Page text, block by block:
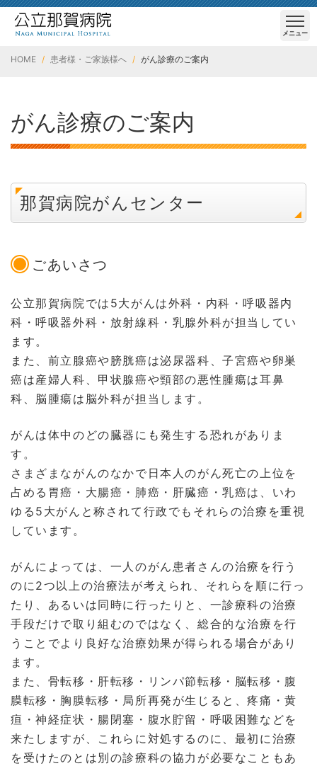
メニュー
HOME 患者様・ご家族様へ がん診療のご案内
がん診療のご案内
那賀病院がんセンター
ごあいさつ
公立那賀病院では5大がんは外科・内科・呼吸器内
科・呼吸器外科・放射線科・乳腺外科が担当してい
ます。
また、前立腺癌や膀胱癌は泌尿器科、子宮癌や卵巣
癌は産婦人科、甲状腺癌や頸部の悪性腫瘍は耳鼻
科、脳腫瘍は脳外科が担当します。
がんは体中のどの臓器にも発生する恐れがありま
す。
さまざまながんのなかで日本人のがん死亡の上位を
占める胃癌・大腸癌・肺癌・肝臓癌・乳癌は、いわ
ゆる5大がんと称されて行政でもそれらの治療を重視
しています。
がんによっては、一人のがん患者さんの治療を行う
のに2つ以上の治療法が考えられ、それらを順に行っ
たり、あるいは同時に行ったりと、一診療科の治療
手段だけで取り組むのではなく、総合的な治療を行
うことでより良好な治療効果が得られる場合があり
ます。
また、骨転移・肝転移・リンパ節転移・脳転移・腹
膜転移・胸膜転移・局所再発が生じると、疼痛・黄
疸・神経症状・腸閉塞・腹水貯留・呼吸困難などを
来たしますが、これらに対処するのに、最初に治療
を受けたのとは別の診療科の協力が必要なこともあ